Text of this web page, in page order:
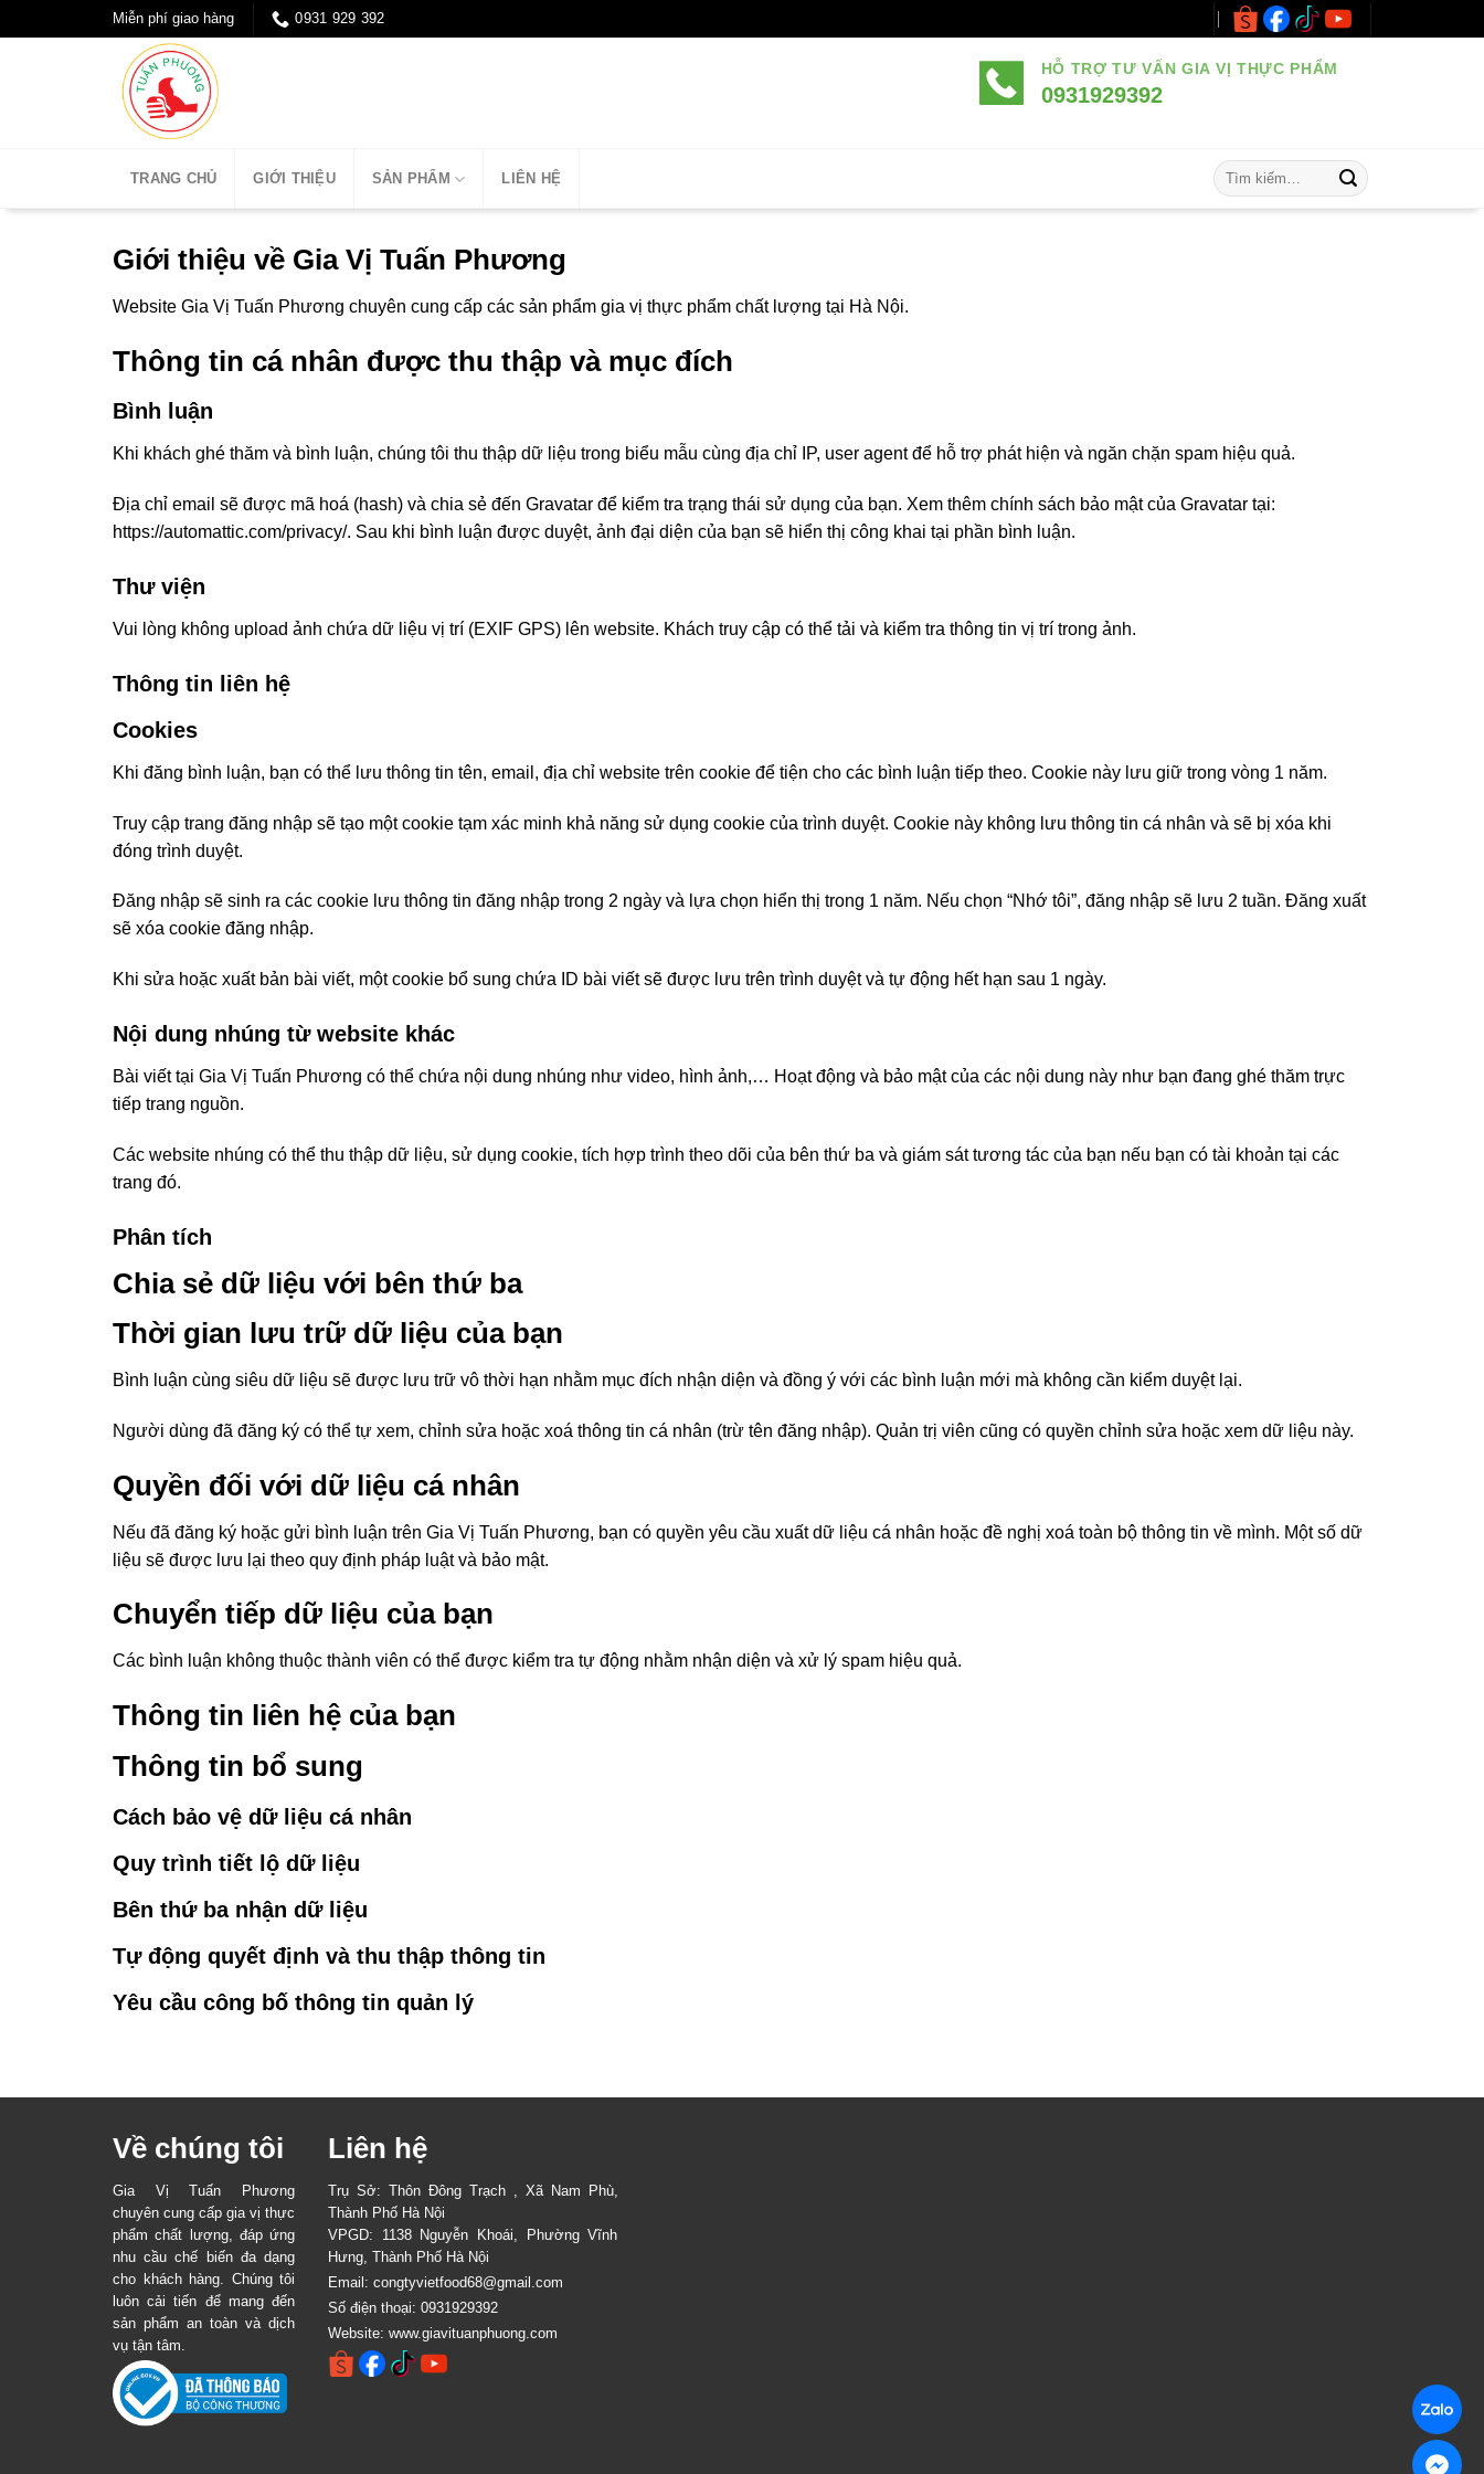
đến
Miễn phí giao hàng 0931 929 392
HỖ TRỢ TƯ VẤN GIA VỊ THỰC PHẨM
0931929392
TRANG CHỦ GIỚI THIỆU SẢN PHẨM LIÊN HỆ
Tìm
kiếm:
Giới thiệu về Gia Vị Tuấn Phương
Website Gia Vị Tuấn Phương chuyên cung cấp các sản phẩm gia vị thực phẩm chất lượng tại Hà Nội.
Thông tin cá nhân được thu thập và mục đích
Bình luận
Khi khách ghé thăm và bình luận, chúng tôi thu thập dữ liệu trong biểu mẫu cùng địa chỉ IP, user agent để hỗ trợ phát hiện và ngăn chặn spam hiệu quả.
Địa chỉ email sẽ được mã hoá (hash) và chia sẻ đến Gravatar để kiểm tra trạng thái sử dụng của bạn. Xem thêm chính sách bảo mật của Gravatar tại:
https://automattic.com/privacy/. Sau khi bình luận được duyệt, ảnh đại diện của bạn sẽ hiển thị công khai tại phần bình luận.
Thư viện
Vui lòng không upload ảnh chứa dữ liệu vị trí (EXIF GPS) lên website. Khách truy cập có thể tải và kiểm tra thông tin vị trí trong ảnh.
Thông tin liên hệ
Cookies
Khi đăng bình luận, bạn có thể lưu thông tin tên, email, địa chỉ website trên cookie để tiện cho các bình luận tiếp theo. Cookie này lưu giữ trong vòng 1 năm.
Truy cập trang đăng nhập sẽ tạo một cookie tạm xác minh khả năng sử dụng cookie của trình duyệt. Cookie này không lưu thông tin cá nhân và sẽ bị xóa khi
đóng trình duyệt.
Đăng nhập sẽ sinh ra các cookie lưu thông tin đăng nhập trong 2 ngày và lựa chọn hiển thị trong 1 năm. Nếu chọn “Nhớ tôi”, đăng nhập sẽ lưu 2 tuần. Đăng xuất
sẽ xóa cookie đăng nhập.
Khi sửa hoặc xuất bản bài viết, một cookie bổ sung chứa ID bài viết sẽ được lưu trên trình duyệt và tự động hết hạn sau 1 ngày.
Nội dung nhúng từ website khác
Bài viết tại Gia Vị Tuấn Phương có thể chứa nội dung nhúng như video, hình ảnh,… Hoạt động và bảo mật của các nội dung này như bạn đang ghé thăm trực
tiếp trang nguồn.
Các website nhúng có thể thu thập dữ liệu, sử dụng cookie, tích hợp trình theo dõi của bên thứ ba và giám sát tương tác của bạn nếu bạn có tài khoản tại các
trang đó.
Phân tích
Chia sẻ dữ liệu với bên thứ ba
Thời gian lưu trữ dữ liệu của bạn
Bình luận cùng siêu dữ liệu sẽ được lưu trữ vô thời hạn nhằm mục đích nhận diện và đồng ý với các bình luận mới mà không cần kiểm duyệt lại.
Người dùng đã đăng ký có thể tự xem, chỉnh sửa hoặc xoá thông tin cá nhân (trừ tên đăng nhập). Quản trị viên cũng có quyền chỉnh sửa hoặc xem dữ liệu này.
Quyền đối với dữ liệu cá nhân
Nếu đã đăng ký hoặc gửi bình luận trên Gia Vị Tuấn Phương, bạn có quyền yêu cầu xuất dữ liệu cá nhân hoặc đề nghị xoá toàn bộ thông tin về mình. Một số dữ
liệu sẽ được lưu lại theo quy định pháp luật và bảo mật.
Chuyển tiếp dữ liệu của bạn
Các bình luận không thuộc thành viên có thể được kiểm tra tự động nhằm nhận diện và xử lý spam hiệu quả.
Thông tin liên hệ của bạn
Thông tin bổ sung
Cách bảo vệ dữ liệu cá nhân
Quy trình tiết lộ dữ liệu
Bên thứ ba nhận dữ liệu
Tự động quyết định và thu thập thông tin
Yêu cầu công bố thông tin quản lý
Về chúng tôi
Gia Vị Tuấn Phương
chuyên cung cấp gia vị thực
phẩm chất lượng, đáp ứng
nhu cầu chế biến đa dạng
cho khách hàng. Chúng tôi
luôn cải tiến để mang đến
sản phẩm an toàn và dịch
vụ tận tâm.
Liên hệ
Trụ Sở: Thôn Đông Trạch , Xã Nam Phù,
Thành Phố Hà Nội
VPGD: 1138 Nguyễn Khoái, Phường Vĩnh
Hưng, Thành Phố Hà Nội
Email: congtyvietfood68@gmail.com
Số điện thoại: 0931929392
Website: www.giavituanphuong.com